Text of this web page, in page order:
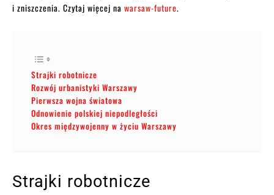
i zniszczenia. Czytaj więcej na warsaw-future.
Strajki robotnicze
Rozwój urbanistyki Warszawy
Pierwsza wojna światowa
Odnowienie polskiej niepodległości
Okres międzywojenny w życiu Warszawy
Strajki robotnicze